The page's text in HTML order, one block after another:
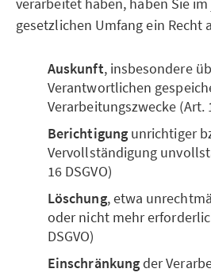
gesetzlichen Umfang ein Recht
Auskunft, insbesondere
Verantwortlichen
Verarbeitungszwecke (Art.
Berichtigungunrichtiger
Vervollständigung
16 DSGVO)
Löschung, etwa
oder nicht mehr
DSGVO)
Einschränkungder